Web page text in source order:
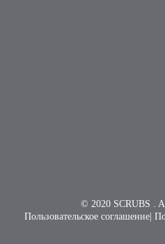
© 2020 SCRUBS .
Пользовательское соглашение|